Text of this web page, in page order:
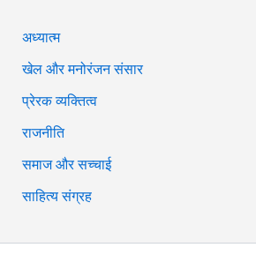
अध्यात्म
खेल और मनोरंजन संसार
प्रेरक व्यक्तित्व
राजनीति
समाज और सच्चाई
साहित्य संग्रह